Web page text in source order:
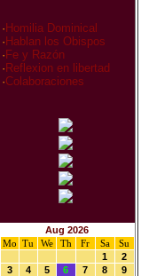
· Homilia Dominical
· Hablan los Obispos
· Fe y Razón
· Reflexion en libertad
·Colaboraciones
Aug 2026
Mo
Tu We Th Fr Sa
Su
1
2
3
4 5 6 7 8
9